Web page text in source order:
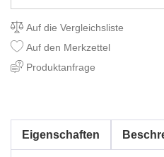
Auf die Vergleichsliste
Auf den Merkzettel
Produktanfrage
Eigenschaften